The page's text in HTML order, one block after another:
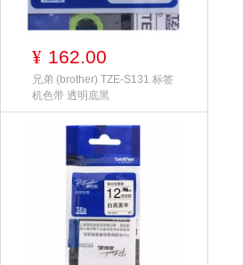
¥ 162.00
兄弟 (brother) TZE-S131 标签
机色带 透明底黑